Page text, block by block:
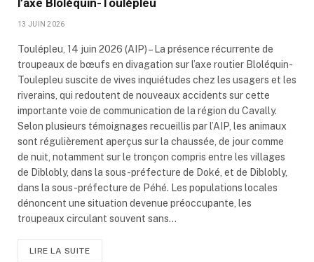
l’axe Bloléquin-Toulépleu
13 JUIN 2026
Toulépleu, 14 juin 2026 (AIP) – La présence récurrente de
troupeaux de bœufs en divagation sur l’axe routier Bloléquin-
Toulepleu suscite de vives inquiétudes chez les usagers et les
riverains, qui redoutent de nouveaux accidents sur cette
importante voie de communication de la région du Cavally.
Selon plusieurs témoignages recueillis par l’AIP, les animaux
sont régulièrement aperçus sur la chaussée, de jour comme
de nuit, notamment sur le tronçon compris entre les villages
de Diblobly, dans la sous-préfecture de Doké, et de Diblobly,
dans la sous-préfecture de Péhé. Les populations locales
dénoncent une situation devenue préoccupante, les
troupeaux circulant souvent sans…
LIRE LA SUITE